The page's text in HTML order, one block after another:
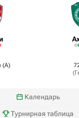
(А)
(
Календарь
Турнирная таблица